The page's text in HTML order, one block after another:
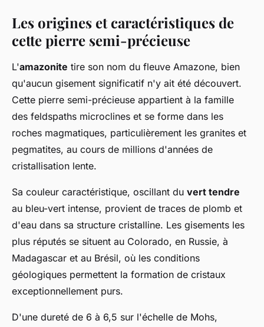
Les origines et caractéristiques de
cette pierre semi-précieuse
L'amazonite tire son nom du fleuve Amazone, bien
qu'aucun gisement significatif n'y ait été découvert.
Cette pierre semi-précieuse appartient à la famille
des feldspaths microclines et se forme dans les
roches magmatiques, particulièrement les granites et
pegmatites, au cours de millions d'années de
cristallisation lente.
Sa couleur caractéristique, oscillant du vert tendre
au bleu-vert intense, provient de traces de plomb et
d'eau dans sa structure cristalline. Les gisements les
plus réputés se situent au Colorado, en Russie, à
Madagascar et au Brésil, où les conditions
géologiques permettent la formation de cristaux
exceptionnellement purs.
D'une dureté de 6 à 6,5 sur l'échelle de Mohs,